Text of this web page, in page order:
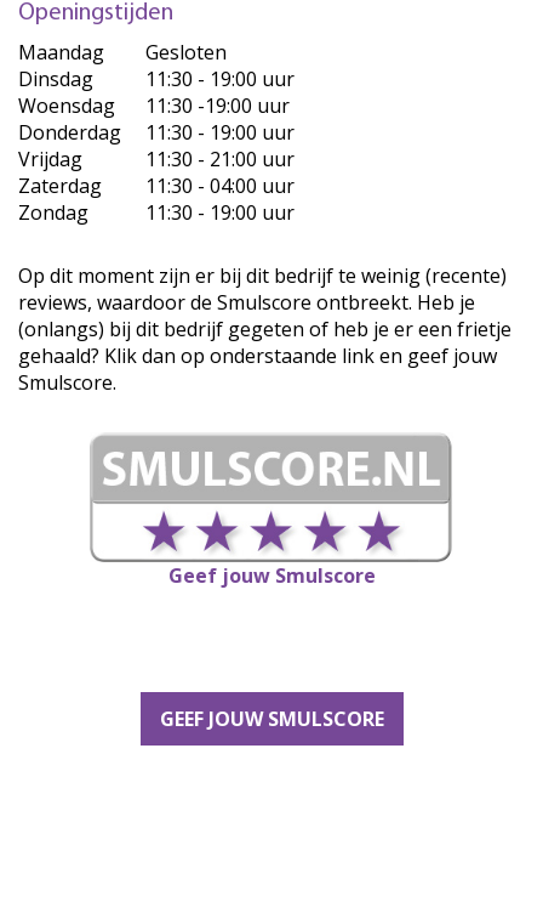
Openingstijden
Maandag
Gesloten
Dinsdag
11:30 - 19:00 uur
Woensdag
11:30 -19:00 uur
Donderdag
11:30 - 19:00 uur
Vrijdag
11:30 - 21:00 uur
Zaterdag
11:30 - 04:00 uur
Zondag
11:30 - 19:00 uur
Op dit moment zijn er bij dit bedrijf te weinig (recente)
reviews, waardoor de Smulscore ontbreekt. Heb je
(onlangs) bij dit bedrijf gegeten of heb je er een frietje
gehaald? Klik dan op onderstaande link en geef jouw
Smulscore.
Geef jouw Smulscore
GEEF JOUW SMULSCORE